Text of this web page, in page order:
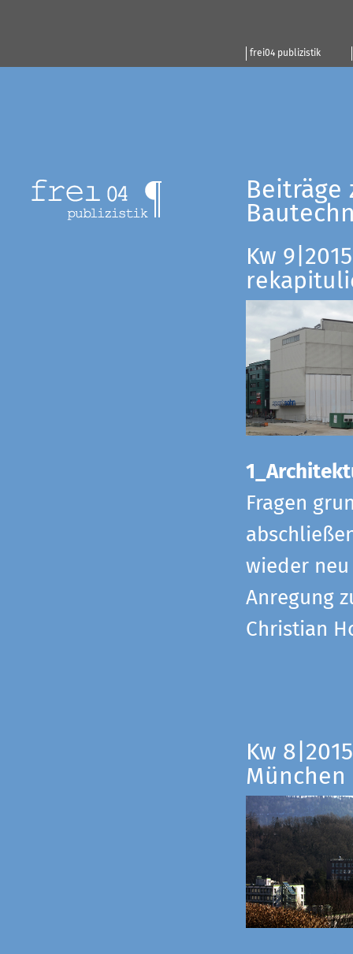
frei04 publizistik
Beiträge
Kw
Fragen
wieder
Anregung
Christian
Kw
München